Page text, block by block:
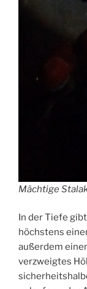
Mächtige
In der Tiefe
höchstens
außerdem
verzweigtes